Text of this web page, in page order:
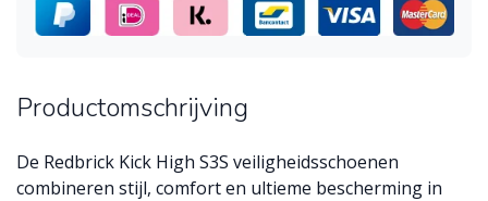
Productomschrijving
De Redbrick Kick High S3S veiligheidsschoenen
combineren stijl, comfort en ultieme bescherming in